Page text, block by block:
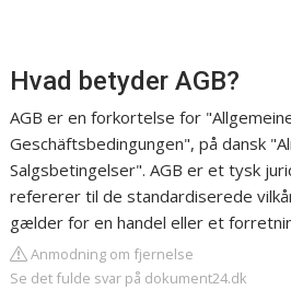
Hvad betyder AGB?
AGB er en forkortelse for
Geschäftsbedingungen", på dansk
Salgsbetingelser". AGB er et tysk
refererer til de standardiserede
gælder for en handel eller et
Anmodning om fjernelse
Se det fulde svar på dokument24.dk